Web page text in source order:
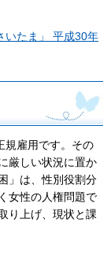
いたま」 平成30年
規雇用です。その
厳しい状況に置か
」は、性別役割分
女性の人権問題で
り上げ、現状と課